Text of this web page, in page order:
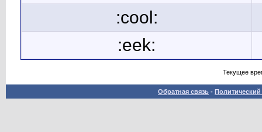
:cool:
:eek:
Текущее
Обратная связь -